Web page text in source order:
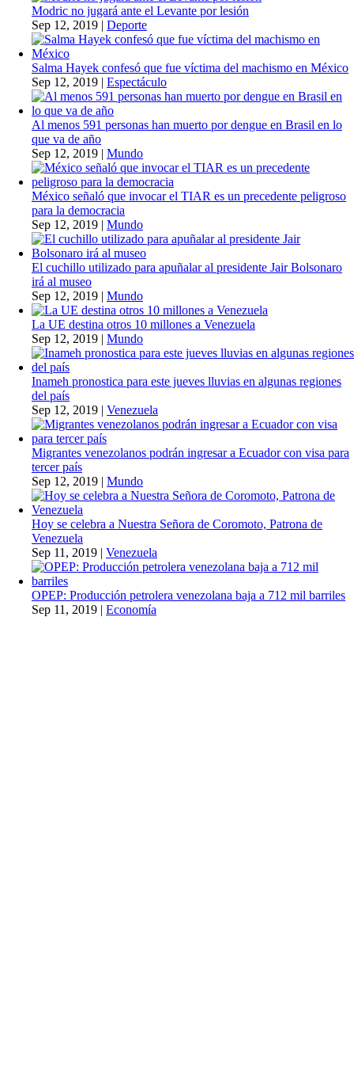
Modric no jugará ante el Levante por lesión
Sep 12, 2019 | Deporte
Salma Hayek confesó que fue víctima del machismo en México
Sep 12, 2019 | Espectáculo
Al menos 591 personas han muerto por dengue en Brasil en lo
que va de año
Sep 12, 2019 | Mundo
México señaló que invocar el TIAR es un precedente peligroso
para la democracia
Sep 12, 2019 | Mundo
El cuchillo utilizado para apuñalar al presidente Jair Bolsonaro
irá al museo
Sep 12, 2019 | Mundo
La UE destina otros 10 millones a Venezuela
Sep 12, 2019 | Mundo
Inameh pronostica para este jueves lluvias en algunas regiones
del país
Sep 12, 2019 | Venezuela
Migrantes venezolanos podrán ingresar a Ecuador con visa para
tercer país
Sep 12, 2019 | Mundo
Hoy se celebra a Nuestra Señora de Coromoto, Patrona de
Venezuela
Sep 11, 2019 | Venezuela
OPEP: Producción petrolera venezolana baja a 712 mil barriles
Sep 11, 2019 | Economía